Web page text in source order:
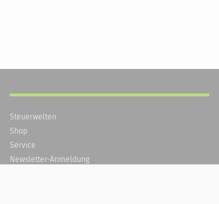
Steuerwelten
Shop
Service
Newsletter-Anmeldung